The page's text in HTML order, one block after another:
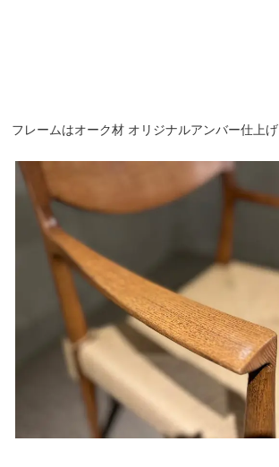
フレームはオーク材 オリジナルアンバー仕上げ